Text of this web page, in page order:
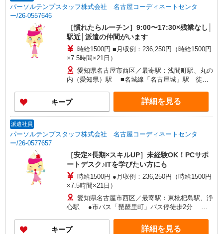
パーソルテンプスタッフ株式会社 名古屋コーディネートセンタ
ー/26-0557646
［慣れたらルーチン］9:00〜17:30×残業なし│
駅近│派遣の仲間がいます
時給1500円 ■月収例：236,250円（時給1500円
×7.5時間×21日）
愛知県名古屋市西区／最寄駅：浅間町駅、丸の
内（愛知県）駅 ■名城線「名古屋城」駅 徒歩
キープ 詳細を見る
派遣社員
パーソルテンプスタッフ株式会社 名古屋コーディネートセンタ
ー/26-0577657
［安定×長期×スキルUP］未経験OK！PCサポ
ートデスク♪ITを学びたい方にも
時給1500円 ●月収例：236,250円（時給1500円
×7.5時間×21日）
愛知県名古屋市西区／最寄駅：東枇杷島駅、浄
心駅 ●市バス「琵琶里町」バス停徒歩2分 ≪
確保をお願いします
キープ 詳細を見る